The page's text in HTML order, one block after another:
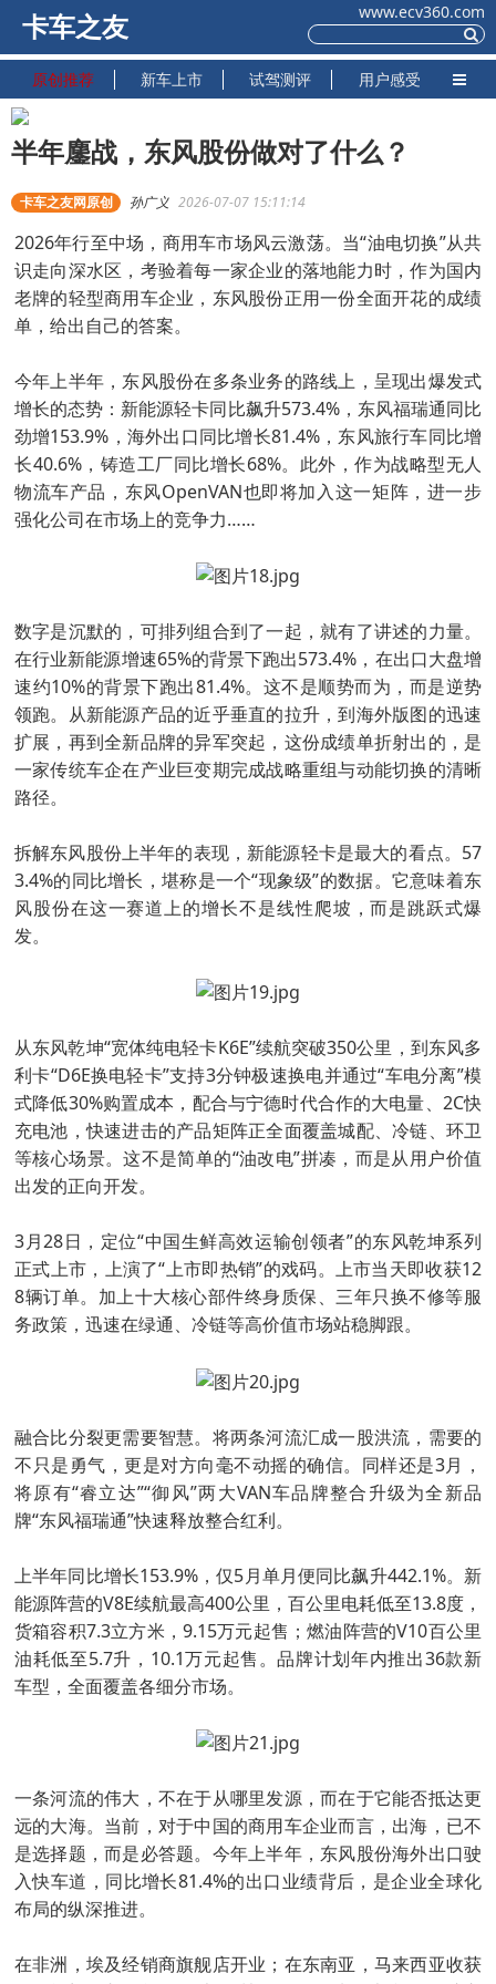
卡车之友
www.ecv360.com
原创推荐 新车上市 试驾测评 用户感受
半年鏖战，东风股份做对了什么？
卡车之友网原创 孙广义 2026-07-07 15:11:14
2026年行至中场，商用车市场风云激荡。当“油电切换”从共
识走向深水区，考验着每一家企业的落地能力时，作为国内
老牌的轻型商用车企业，东风股份正用一份全面开花的成绩
单，给出自己的答案。
今年上半年，东风股份在多条业务的路线上，呈现出爆发式
增长的态势：新能源轻卡同比飙升573.4%，东风福瑞通同比
劲增153.9%，海外出口同比增长81.4%，东风旅行车同比增
长40.6%，铸造工厂同比增长68%。此外，作为战略型无人
物流车产品，东风OpenVAN也即将加入这一矩阵，进一步
强化公司在市场上的竞争力……
数字是沉默的，可排列组合到了一起，就有了讲述的力量。
在行业新能源增速65%的背景下跑出573.4%，在出口大盘增
速约10%的背景下跑出81.4%。这不是顺势而为，而是逆势
领跑。从新能源产品的近乎垂直的拉升，到海外版图的迅速
扩展，再到全新品牌的异军突起，这份成绩单折射出的，是
一家传统车企在产业巨变期完成战略重组与动能切换的清晰
路径。
拆解东风股份上半年的表现，新能源轻卡是最大的看点。57
3.4%的同比增长，堪称是一个“现象级”的数据。它意味着东
风股份在这一赛道上的增长不是线性爬坡，而是跳跃式爆
发。
从东风乾坤“宽体纯电轻卡K6E”续航突破350公里，到东风多
利卡“D6E换电轻卡”支持3分钟极速换电并通过“车电分离”模
式降低30%购置成本，配合与宁德时代合作的大电量、2C快
充电池，快速进击的产品矩阵正全面覆盖城配、冷链、环卫
等核心场景。这不是简单的“油改电”拼凑，而是从用户价值
出发的正向开发。
3月28日，定位“中国生鲜高效运输创领者”的东风乾坤系列
正式上市，上演了“上市即热销”的戏码。上市当天即收获12
8辆订单。加上十大核心部件终身质保、三年只换不修等服
务政策，迅速在绿通、冷链等高价值市场站稳脚跟。
融合比分裂更需要智慧。将两条河流汇成一股洪流，需要的
不只是勇气，更是对方向毫不动摇的确信。同样还是3月，
将原有“睿立达”“御风”两大VAN车品牌整合升级为全新品
牌“东风福瑞通”快速释放整合红利。
上半年同比增长153.9%，仅5月单月便同比飙升442.1%。新
能源阵营的V8E续航最高400公里，百公里电耗低至13.8度，
货箱容积7.3立方米，9.15万元起售；燃油阵营的V10百公里
油耗低至5.7升，10.1万元起售。品牌计划年内推出36款新
车型，全面覆盖各细分市场。
一条河流的伟大，不在于从哪里发源，而在于它能否抵达更
远的大海。当前，对于中国的商用车企业而言，出海，已不
是选择题，而是必答题。今年上半年，东风股份海外出口驶
入快车道，同比增长81.4%的出口业绩背后，是企业全球化
布局的纵深推进。
在非洲，埃及经销商旗舰店开业；在东南亚，马来西亚收获